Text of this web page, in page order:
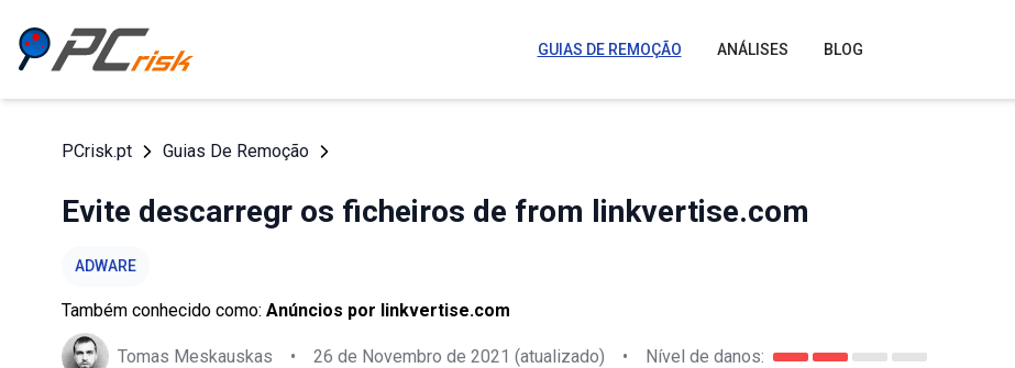
GUIAS DE REMOÇÃO ANÁLISES BLOG
PCrisk.pt Guias De Remoção
Evite descarregr os ficheiros de from linkvertise.com
ADWARE
Também conhecido como: Anúncios por linkvertise.com
Tomas Meskauskas • 26 de Novembro de 2021 (atualizado) • Nível de danos: